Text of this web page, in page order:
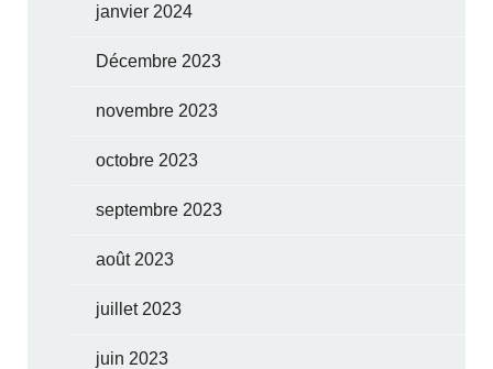
janvier 2024
Décembre 2023
novembre 2023
octobre 2023
septembre 2023
août 2023
juillet 2023
juin 2023